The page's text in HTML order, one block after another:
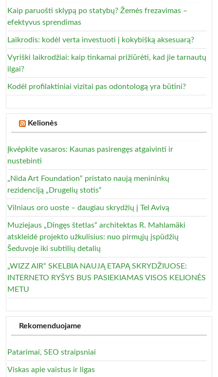
Kaip paruošti sklypą po statybų? Žemės frezavimas –
efektyvus sprendimas
Laikrodis: kodėl verta investuoti į kokybišką aksesuarą?
Vyriški laikrodžiai: kaip tinkamai prižiūrėti, kad jie tarnautų
ilgai?
Kodėl profilaktiniai vizitai pas odontologą yra būtini?
Kelionės
Įkvėpkite vasaros: Kaunas pasirengęs atgaivinti ir
nustebinti
„Nida Art Foundation“ pristato naują menininkų
rezidenciją „Drugelių stotis“
Vilniaus oro uoste – daugiau skrydžių į Tel Avivą
Muziejaus „Dingęs štetlas“ architektas R. Mahlamäki
atskleidė projekto užkulisius: nuo pirmųjų įspūdžių
Šeduvoje iki subtilių detalių
„WIZZ AIR“ SKELBIA NAUJĄ ETAPĄ SKRYDŽIUOSE:
INTERNETO RYŠYS BUS PASIEKIAMAS VISOS KELIONĖS
METU
Rekomenduojame
Patarimai, SEO straipsniai
Viskas apie vaistus ir ligas